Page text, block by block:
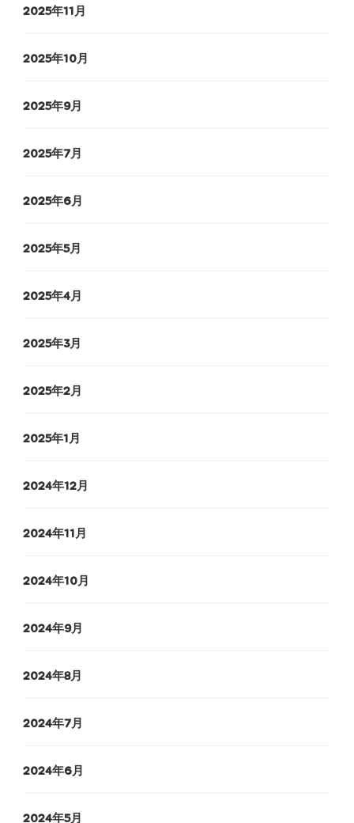
2025年11月
2025年10月
2025年9月
2025年7月
2025年6月
2025年5月
2025年4月
2025年3月
2025年2月
2025年1月
2024年12月
2024年11月
2024年10月
2024年9月
2024年8月
2024年7月
2024年6月
2024年5月